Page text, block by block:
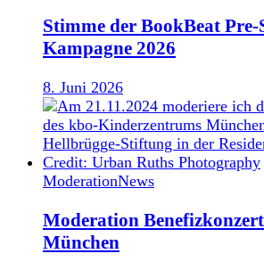
Stimme der BookBeat
Kampagne 2026
8. Juni 2026
ModerationNews
Moderation
München